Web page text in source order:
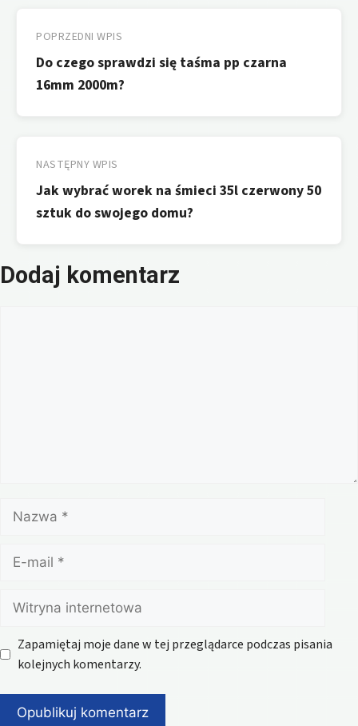
wpisu
POPRZEDNI WPIS
Do czego sprawdzi się taśma pp czarna
16mm 2000m?
NASTĘPNY WPIS
Jak wybrać worek na śmieci 35l czerwony 50
sztuk do swojego domu?
Dodaj komentarz
Nazwa
mail
Witryna
internetowa
Zapamiętaj moje dane w tej przeglądarce podczas pisania
kolejnych komentarzy.